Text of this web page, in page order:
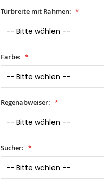
Türbreite mit Rahmen:
Farbe:
Regenabweiser:
Sucher: